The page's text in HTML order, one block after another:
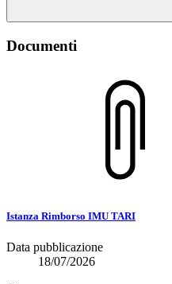
Documenti
Istanza Rimborso IMU TARI
Data pubblicazione
18/07/2026